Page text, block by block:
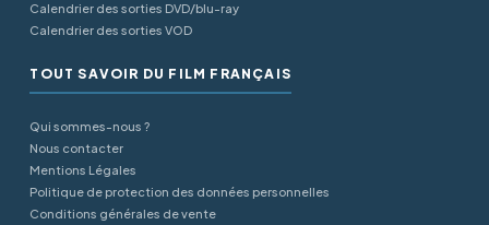
Calendrier des sorties DVD/blu-ray
Calendrier des sorties VOD
TOUT SAVOIR DU FILM FRANÇAIS
Qui sommes-nous ?
Nous contacter
Mentions Légales
Politique de protection des données personnelles
Conditions générales de vente